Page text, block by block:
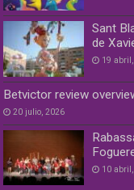
Sant
de
19
Betvictor review
20 julio, 2026
10